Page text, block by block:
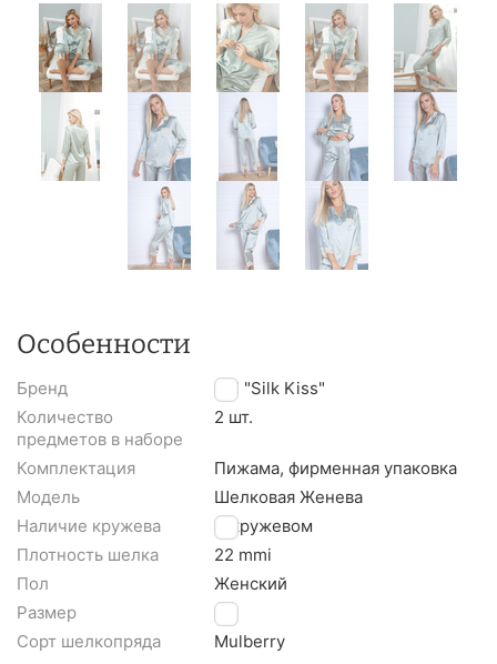
Особенности
Бренд
TM "Silk Kiss"
Количество
предметов в наборе
2 шт.
Комплектация
Пижама, фирменная упаковка
Модель
Шелковая Женева
Наличие кружева
С кружевом
Плотность шелка
22 mmi
Пол
Женский
Размер
M
Сорт шелкопряда
Mulberry